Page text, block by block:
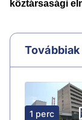
Továbbiak
1 perc